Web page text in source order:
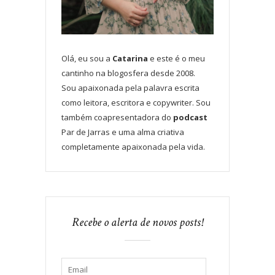
Olá, eu sou a Catarina e este é o meu
cantinho na blogosfera desde 2008.
Sou apaixonada pela palavra escrita
como leitora, escritora e copywriter. Sou
também coapresentadora do podcast
Par de Jarras e uma alma criativa
completamente apaixonada pela vida.
Recebe o alerta de novos posts!